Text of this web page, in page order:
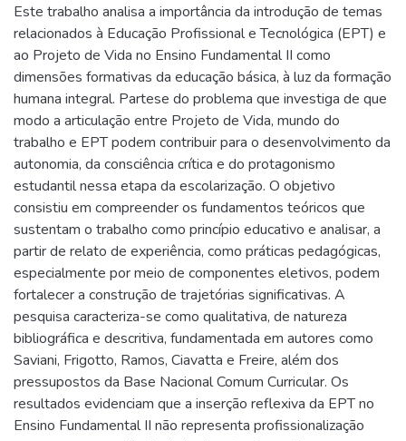
Este trabalho analisa a importância da introdução de temas
relacionados à Educação Profissional e Tecnológica (EPT) e
ao Projeto de Vida no Ensino Fundamental II como
dimensões formativas da educação básica, à luz da formação
humana integral. Partese do problema que investiga de que
modo a articulação entre Projeto de Vida, mundo do
trabalho e EPT podem contribuir para o desenvolvimento da
autonomia, da consciência crítica e do protagonismo
estudantil nessa etapa da escolarização. O objetivo
consistiu em compreender os fundamentos teóricos que
sustentam o trabalho como princípio educativo e analisar, a
partir de relato de experiência, como práticas pedagógicas,
especialmente por meio de componentes eletivos, podem
fortalecer a construção de trajetórias significativas. A
pesquisa caracteriza-se como qualitativa, de natureza
bibliográfica e descritiva, fundamentada em autores como
Saviani, Frigotto, Ramos, Ciavatta e Freire, além dos
pressupostos da Base Nacional Comum Curricular. Os
resultados evidenciam que a inserção reflexiva da EPT no
Ensino Fundamental II não representa profissionalização